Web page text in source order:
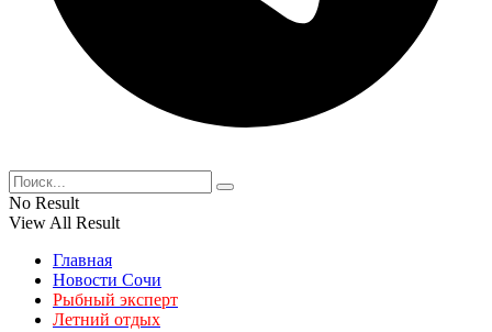
No Result
View All Result
Главная
Новости Сочи
Рыбный эксперт
Летний отдых